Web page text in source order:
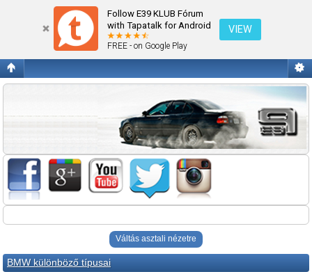
Follow E39 KLUB Fórum
with Tapatalk for Android
FREE - on Google Play
VIEW
Fórum kezdőlap megtekintése
Váltás asztali nézetre
BMW különböző típusai